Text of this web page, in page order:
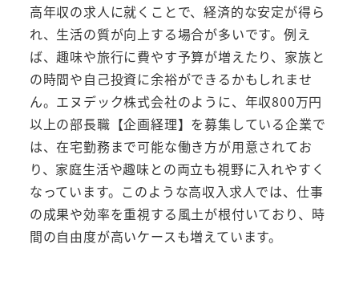
高年収の求人に就くことで、経済的な安定が得ら
れ、生活の質が向上する場合が多いです。例え
ば、趣味や旅行に費やす予算が増えたり、家族と
の時間や自己投資に余裕ができるかもしれませ
ん。エヌデック株式会社のように、年収800万円
以上の部長職【企画経理】を募集している企業で
は、在宅勤務まで可能な働き方が用意されてお
り、家庭生活や趣味との両立も視野に入れやすく
なっています。このような高収入求人では、仕事
の成果や効率を重視する風土が根付いており、時
間の自由度が高いケースも増えています。